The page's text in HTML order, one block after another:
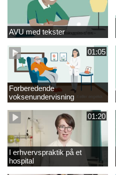
AVU med tekster
01:05
Forberedende
voksenundervisning
01:20
I erhvervspraktik på et
hospital